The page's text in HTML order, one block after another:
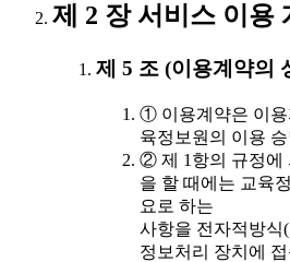
제 2 장 서비스 이용
제 5 조 (이용계약의
① 이용계약은 이용
육정보원의 이용
② 제 1항의 규정에
을 할 때에는 교육
요로 하는
사항을 전자적방식
정보처리 장치에